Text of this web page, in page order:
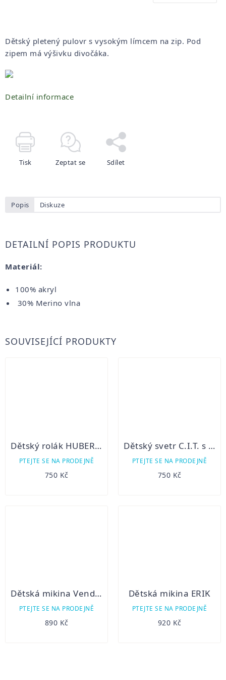
Dětský pletený pulovr s vysokým límcem na zip. Pod
zipem má výšivku divočáka.
Detailní informace
Tisk Zeptat se Sdílet
Popis Diskuze
DETAILNÍ POPIS PRODUKTU
Materiál:
100% akryl
30% Merino vlna
SOUVISEJÍCÍ PRODUKTY
Dětský rolák HUBERT - jelen
PTEJTE SE NA PRODEJNĚ
750 Kč
Dětský svetr C.I.T. s kapucí
PTEJTE SE NA PRODEJNĚ
750 Kč
Dětská mikina Vendelín
PTEJTE SE NA PRODEJNĚ
890 Kč
Dětská mikina ERIK
PTEJTE SE NA PRODEJNĚ
920 Kč